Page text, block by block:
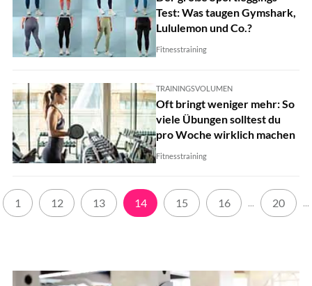
Test: Was taugen Gymshark,
Lululemon und Co.?
Fitnesstraining
TRAININGSVOLUMEN
Oft bringt weniger mehr: So
viele Übungen solltest du
pro Woche wirklich machen
Fitnesstraining
1 12 13 14 15 16 ... 20 ...